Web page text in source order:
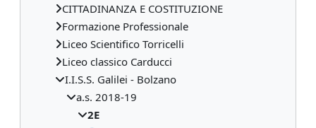
CITTADINANZA E COSTITUZIONE
Formazione Professionale
Liceo Scientifico Torricelli
Liceo classico Carducci
I.I.S.S. Galilei - Bolzano
a.s. 2018-19
2E